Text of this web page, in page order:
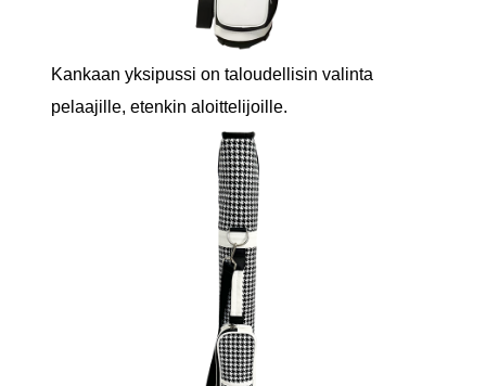
Kankaan yksipussi on taloudellisin valinta
pelaajille, etenkin aloittelijoille.